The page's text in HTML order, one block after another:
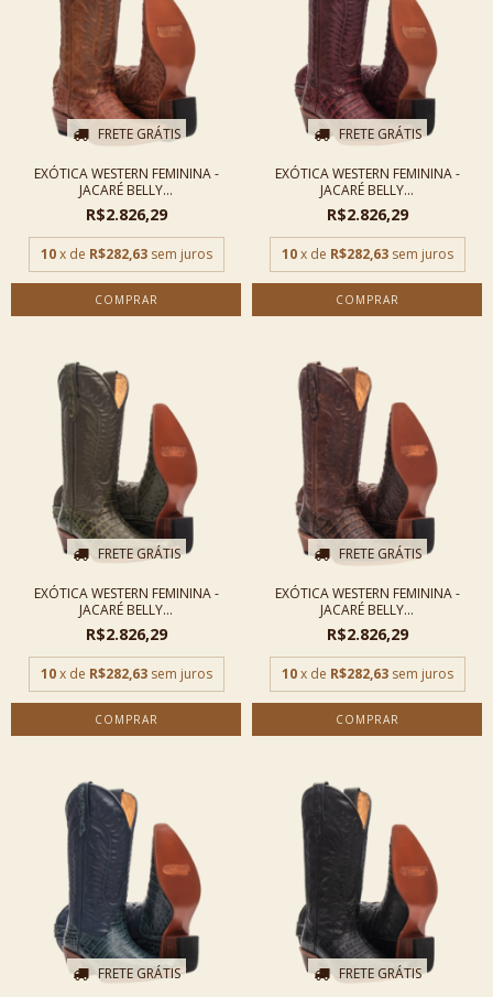
FRETE GRÁTIS
EXÓTICA WESTERN FEMININA -
JACARÉ BELLY...
R$2.826,29
10 x de R$282,63 sem juros
COMPRAR
FRETE GRÁTIS
EXÓTICA WESTERN FEMININA -
JACARÉ BELLY...
R$2.826,29
10 x de R$282,63 sem juros
COMPRAR
FRETE GRÁTIS
EXÓTICA WESTERN FEMININA -
JACARÉ BELLY...
R$2.826,29
10 x de R$282,63 sem juros
COMPRAR
FRETE GRÁTIS
EXÓTICA WESTERN FEMININA -
JACARÉ BELLY...
R$2.826,29
10 x de R$282,63 sem juros
COMPRAR
FRETE GRÁTIS FRETE GRÁTIS